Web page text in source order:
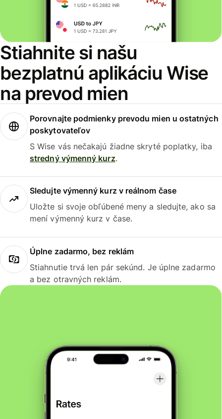
Stiahnite si našu
bezplatnú aplikáciu Wise
na prevod mien
Porovnajte podmienky prevodu mien u ostatných
poskytovateľov
S Wise vás nečakajú žiadne skryté poplatky, iba
stredný výmenný kurz.
Sledujte výmenný kurz v reálnom čase
Uložte si svoje obľúbené meny a sledujte, ako sa
mení výmenný kurz v čase.
Úplne zadarmo, bez reklám
Stiahnutie trvá len pár sekúnd. Je úplne zadarmo
a bez otravných reklám.